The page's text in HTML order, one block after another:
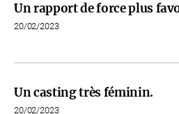
Un rapport de force plus
20/02/2023
Un casting très féminin.
20/02/2023